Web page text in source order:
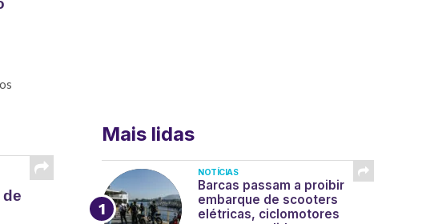
Mais lidas
NOTÍCIAS
Barcas passam a proibir
embarque de scooters
elétricas, ciclomotores